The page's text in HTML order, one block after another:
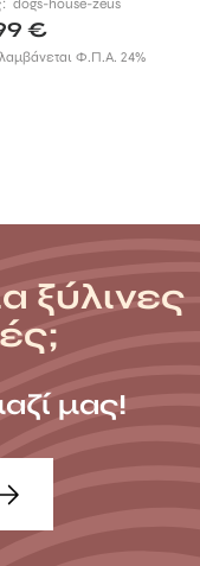
dogs-house-zeus
€
Φ.Π.Α. 24%
ξύλινες
μας!